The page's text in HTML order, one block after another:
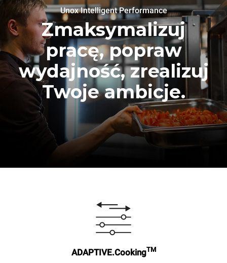
Unox Intelligent Performance
Zmaksymalizuj
pracę, popraw
wydajność, zrealizuj
Twoje ambicje.
ADAPTIVE.CookingTM